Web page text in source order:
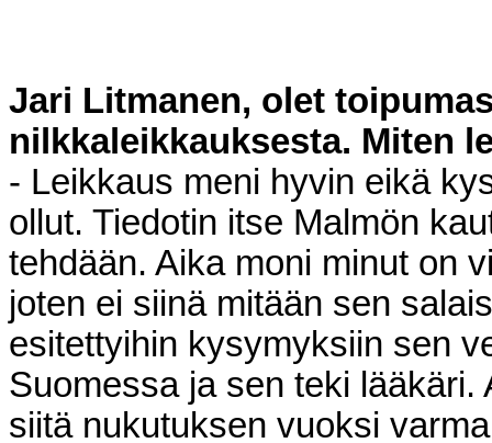
Jari Litmanen, olet
nilkkaleikkauksesta. Miten
- Leikkaus meni hyvin eikä
ollut. Tiedotin itse Malmön
tehdään. Aika moni minut on
joten ei siinä mitään sen
esitettyihin kysymyksiin sen
Suomessa ja sen teki lääkäri.
siitä nukutuksen vuoksi